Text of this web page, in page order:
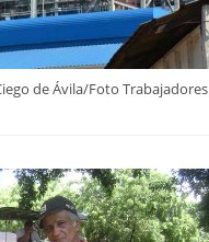
de Ávila/Foto Trabajadores